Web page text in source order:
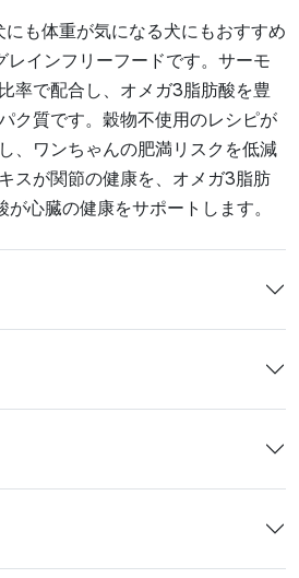
も体重が気になる犬にもおすすめ
レインフリーフードです。サーモ
率で配合し、オメガ3脂肪酸を豊
ク質です。穀物不使用のレシピが
、ワンちゃんの肥満リスクを低減
スが関節の健康を、オメガ3脂肪
心臓の健康をサポートします。